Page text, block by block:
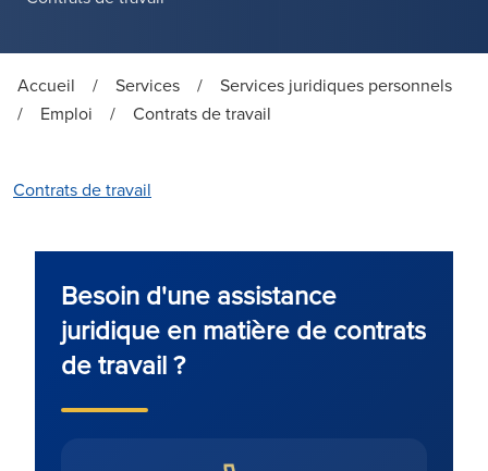
Accueil / Services /
Services juridiques personnels
/
Emploi / Contrats de travail
Contrats de travail
Besoin d'une assistance
juridique en matière de contrats
de travail ?